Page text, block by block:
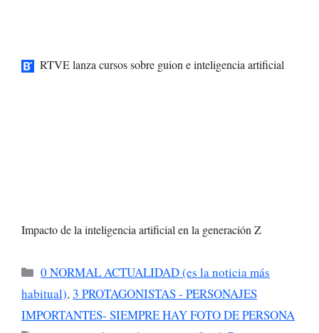
RTVE lanza cursos sobre guion e inteligencia artificial
Impacto de la inteligencia artificial en la generación Z
Categorías
0 NORMAL ACTUALIDAD (es la noticia más
habitual),3 PROTAGONISTAS - PERSONAJES
IMPORTANTES- SIEMPRE HAY FOTO DE PERSONA